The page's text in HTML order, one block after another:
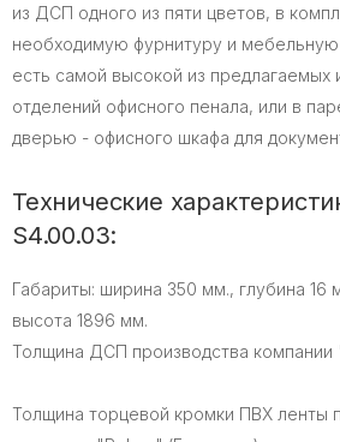
из ДСП одного из пяти цветов, в
необходимую фурнитуру и
есть самой высокой из предлагаемых
отделений офисного пенала, или в
дверью - офисного шкафа для
Технические
S4.00.03:
Габариты: ширина 350 мм., глубина 16
высота 1896 мм.
Толщина ДСП производства компании
Толщина торцевой кромки ПВХ ленты